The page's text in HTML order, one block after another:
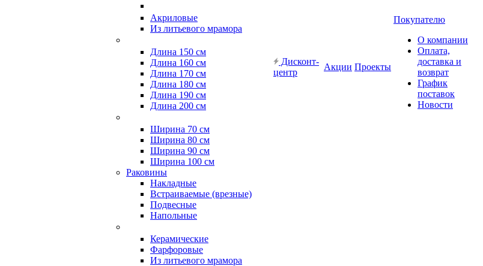
Акриловые
Из литьевого мрамора
Длина 150 см
Длина 160 см
Длина 170 см
Длина 180 см
Длина 190 см
Длина 200 см
Ширина 70 см
Ширина 80 см
Ширина 90 см
Ширина 100 см
Раковины
Накладные
Встраиваемые (врезные)
Подвесные
Напольные
Керамические
Фарфоровые
Из литьевого мрамора
Дисконт-
центр
Акции Проекты
Покупателю
О компании
Оплата,
доставка и
возврат
График
поставок
Новости